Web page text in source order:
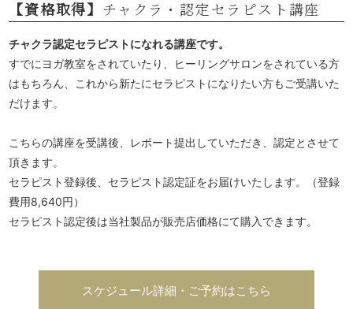
【資格取得】 チャクラ・認定セラピスト講座
チャクラ認定セラピストになれる講座です。
すでにヨガ教室をされていたり、ヒーリングサロンをされている方
はもちろん、これから新たにセラピストになりたい方もご受講いた
だけます。
こちらの講座を受講後、レポート提出していただき、認定とさせて
頂きます。
セラピスト登録後、セラピスト認定証をお届けいたします。（登録
費用8,640円）
セラピスト認定後は当社製品が販売店価格にて購入できます。
スケジュール詳細・ご予約はこちら